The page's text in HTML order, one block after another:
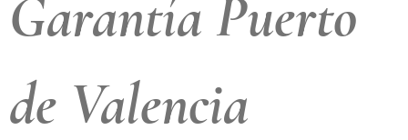
Garantía Puerto
de Valencia